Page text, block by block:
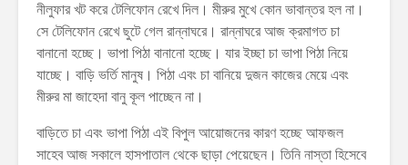
নীলুফার খট করে টেলিফোন রেখে দিল। মীরুর মুখে কোন ভাবান্তর হল না।
সে টেলিফোন রেখে ছুটে গেল রান্নাঘরে। রান্নাঘরে আজ ক্রমাগত চা
বানানো হচ্ছে। ভাপা পিঠা বানানো হচ্ছে। যার ইচ্ছা চা ভাপা পিঠা নিয়ে
যাচ্ছে। বাড়ি ভর্তি মানুষ। পিঠা এবং চা বানিয়ে দুজন কাজের মেয়ে এবং
মীরুর মা জাহেদা বানু কূল পাচ্ছেন না।
বাড়িতে চা এবং ভাপা পিঠা এই বিপুল আয়োজনের কারণ হচ্ছে আফজল
সাহেব আজ সকালে হাসপাতাল থেকে ছাড়া পেয়েছেন। তিনি নাস্তা হিসেবে